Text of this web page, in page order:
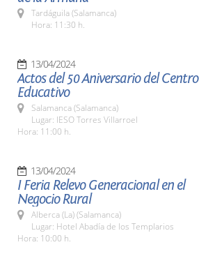
Tardáguila (Salamanca)
Hora: 11:30 h.
13/04/2024
Actos del 50 Aniversario del Centro
Educativo
Salamanca (Salamanca)
Lugar: IESO Torres Villarroel
Hora: 11:00 h.
13/04/2024
I Feria Relevo Generacional en el
Negocio Rural
Alberca (La) (Salamanca)
Lugar: Hotel Abadía de los Templarios
Hora: 10:00 h.